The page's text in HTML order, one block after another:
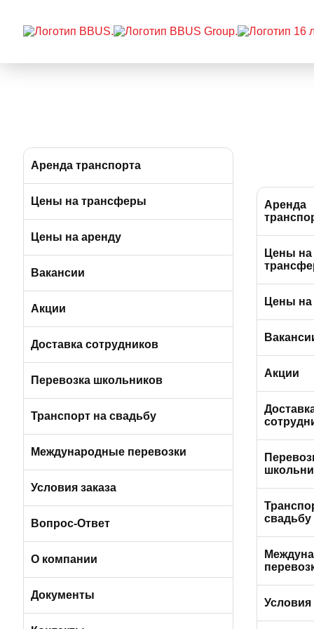
Аренда транспорта
Автобусы (от 39 до 57 мест)
Микроавтобусы (от 9 до 19 мест)
Минивэны (от 5 до 7 мест)
Легковые а/м (от 3 до 4 мест)
Пригородные автобусы
Цены на трансферы
Цены на аренду
Вакансии
Вакансии в Москве
Вакансии в Санкт-Петербурге
Акции
Доставка сотрудников
Автобусами и микроавтобусами
Легковыми авто и минивэнами
Перевозка школьников
Транспорт на свадьбу
Автобусы
Микроавтобусы
Международные перевозки
Условия заказа
Отличия трансфера от аренды
Порядок оплаты услуг
Условия возврата
Вопрос-Ответ
О компании
О компании БизнесБас
Документы
Аренда
Автобусы
мест)
мест)
Минивэны
Легковые
мест)
Цены на
Цены на
Вакансии
Вакансии
Акции
Легковыми
свадьбу
Автобусы
Условия